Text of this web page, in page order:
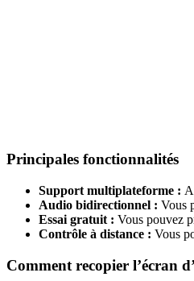
Principales fonctionnalités
Support multiplateforme :
Audio bidirectionnel : Vous
Essai gratuit : Vous pouvez
Contrôle à distance : Vous
Comment recopier l’écran